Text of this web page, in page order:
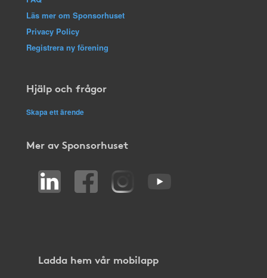
Läs mer om Sponsorhuset
Privacy Policy
Registrera ny förening
Hjälp och frågor
Skapa ett ärende
Mer av Sponsorhuset
Ladda hem vår mobilapp